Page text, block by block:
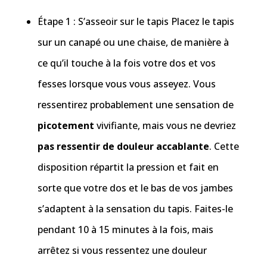
Étape 1 : S’asseoir sur le tapis Placez le tapis
sur un canapé ou une chaise, de manière à
ce qu’il touche à la fois votre dos et vos
fesses lorsque vous vous asseyez. Vous
ressentirez probablement une sensation de
picotement vivifiante, mais vous ne devriez
pas ressentir de douleur accablante. Cette
disposition répartit la pression et fait en
sorte que votre dos et le bas de vos jambes
s’adaptent à la sensation du tapis. Faites-le
pendant 10 à 15 minutes à la fois, mais
arrêtez si vous ressentez une douleur